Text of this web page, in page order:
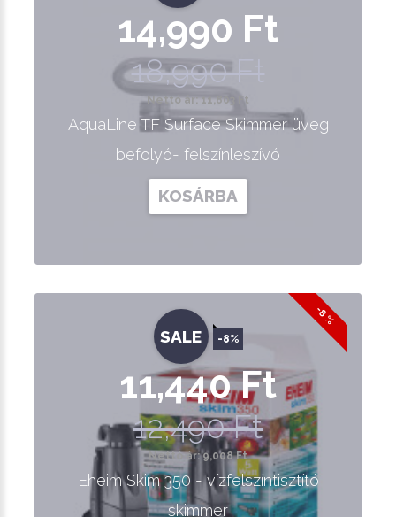
14,990 Ft
18,990 Ft
Nettó ár: 11,803 Ft
AquaLine TF Surface Skimmer üveg
befolyó- felszínleszívó
KOSÁRBA
-8 %
SALE -8%
11,440 Ft
12,490 Ft
Nettó ár: 9,008 Ft
Eheim Skim 350 - vízfelszíntisztító
skimmer